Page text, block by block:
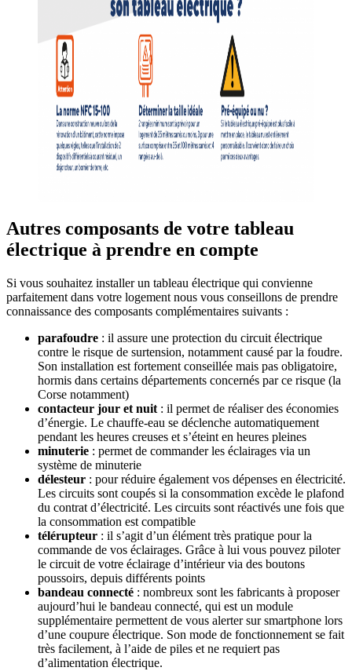
Autres composants de votre tableau
électrique à prendre en compte
Si vous souhaitez installer un tableau électrique qui convienne
parfaitement dans votre logement nous vous conseillons de prendre
connaissance des composants complémentaires suivants :
parafoudre : il assure une protection du circuit électrique
contre le risque de surtension, notamment causé par la foudre.
Son installation est fortement conseillée mais pas obligatoire,
hormis dans certains départements concernés par ce risque (la
Corse notamment)
contacteur jour et nuit : il permet de réaliser des économies
d’énergie. Le chauffe-eau se déclenche automatiquement
pendant les heures creuses et s’éteint en heures pleines
minuterie : permet de commander les éclairages via un
système de minuterie
délesteur : pour réduire également vos dépenses en électricité.
Les circuits sont coupés si la consommation excède le plafond
du contrat d’électricité. Les circuits sont réactivés une fois que
la consommation est compatible
télérupteur : il s’agit d’un élément très pratique pour la
commande de vos éclairages. Grâce à lui vous pouvez piloter
le circuit de votre éclairage d’intérieur via des boutons
poussoirs, depuis différents points
bandeau connecté : nombreux sont les fabricants à proposer
aujourd’hui le bandeau connecté, qui est un module
supplémentaire permettent de vous alerter sur smartphone lors
d’une coupure électrique. Son mode de fonctionnement se fait
très facilement, à l’aide de piles et ne requiert pas
d’alimentation électrique.